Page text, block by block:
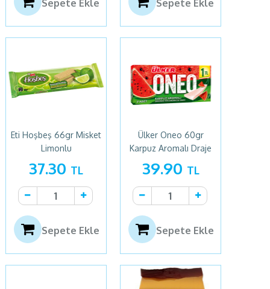
Sepete Ekle Sepete Ekle
Eti Hoşbeş 66gr Misket
Limonlu
37.30 TL
Sepete Ekle
Ülker Oneo 60gr
Karpuz Aromalı Draje
2279-05
39.90 TL
Sepete Ekle